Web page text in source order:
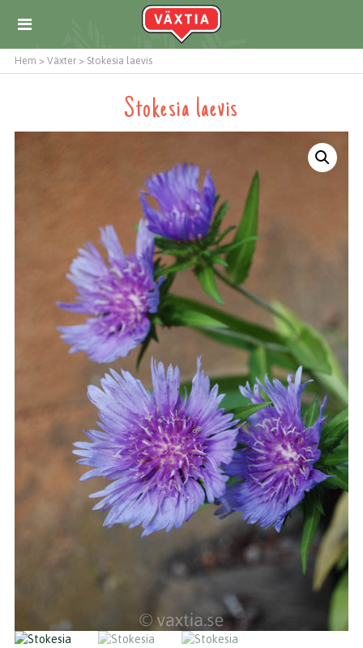
Hem > Växter > Stokesia laevis
Stokesia laevis